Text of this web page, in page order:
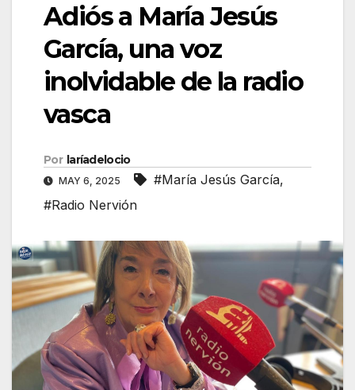
Adiós a María Jesús
García, una voz
inolvidable de la radio
vasca
Por laríadelocio
MAY 6, 2025 #María Jesús García,
#Radio Nervión